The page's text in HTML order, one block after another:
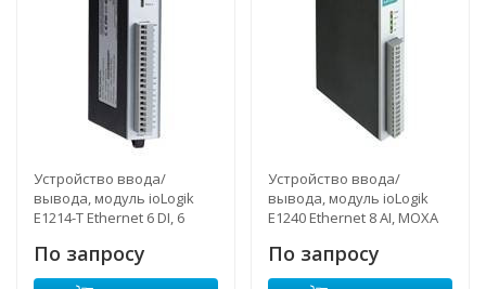
Устройство ввода/
вывода, модуль ioLogik
E1214-T Ethernet 6 DI, 6
диапазоном температур,
MOXA
По запросу
Устройство ввода/
вывода, модуль ioLogik
E1240 Ethernet 8 AI, MOXA
По запросу